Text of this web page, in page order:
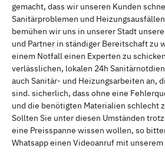
gemacht, dass wir unseren Kunden
Sanitärproblemen und
bemühen wir uns in unserer Stadt
und Partner in ständiger Bereitschaft zu
einem Notfall einen Experten zu
verlässlichen, lokalen 24h
auch Sanitär- und Heizungsarbeiten an,
sind. sicherlich, dass ohne eine
und die benötigten Materialien schlecht
Sollten Sie unter diesen Umständen
eine Preisspanne wissen wollen, so
Whatsapp einen Videoanruf mit